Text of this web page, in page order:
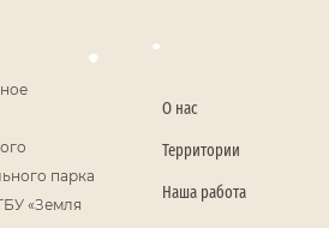
парка
«Земля
О нас
Территории
Наша работа